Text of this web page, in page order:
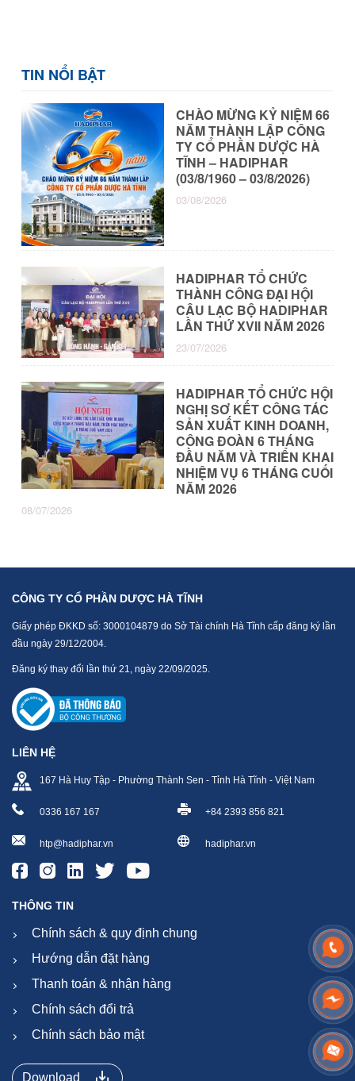
TIN NỔI BẬT
CHÀO MỪNG KỶ NIỆM 66
NĂM THÀNH LẬP CÔNG
TY CỔ PHẦN DƯỢC HÀ
TĨNH – HADIPHAR
(03/8/1960 – 03/8/2026)
03/08/2026
HADIPHAR TỔ CHỨC
THÀNH CÔNG ĐẠI HỘI
CÂU LẠC BỘ HADIPHAR
LẦN THỨ XVII NĂM 2026
23/07/2026
HADIPHAR TỔ CHỨC HỘI
NGHỊ SƠ KẾT CÔNG TÁC
SẢN XUẤT KINH DOANH,
CÔNG ĐOÀN 6 THÁNG
ĐẦU NĂM VÀ TRIỂN KHAI
NHIỆM VỤ 6 THÁNG CUỐI
NĂM 2026
08/07/2026
CÔNG TY CỔ PHẦN DƯỢC HÀ TĨNH
Giấy phép ĐKKD số: 3000104879 do Sở Tài chính Hà Tĩnh cấp đăng ký lần
đầu ngày 29/12/2004.
Đăng ký thay đổi lần thứ 21, ngày 22/09/2025.
LIÊN HỆ
167 Hà Huy Tập - Phường Thành Sen - Tỉnh Hà Tĩnh - Việt Nam
0336 167 167 +84 2393 856 821
htp@hadiphar.vn hadiphar.vn
THÔNG TIN
Chính sách & quy định chung
Hướng dẫn đặt hàng
Thanh toán & nhận hàng
Chính sách đổi trả
Chính sách bảo mật
Download